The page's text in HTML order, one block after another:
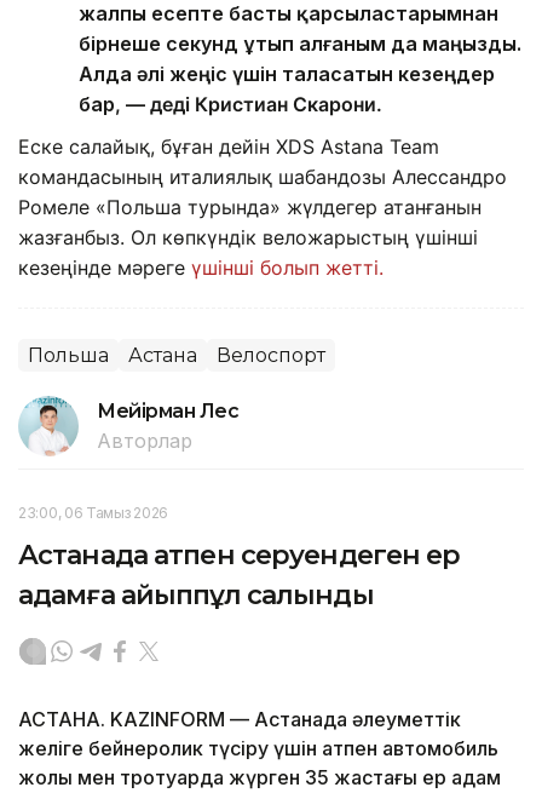
жалпы есепте басты қарсыластарымнан
бірнеше секунд ұтып алғаным да маңызды.
Алда әлі жеңіс үшін таласатын кезеңдер
бар, — деді Кристиан Скарони.
Еске салайық, бұған дейін XDS Astana Team
командасының италиялық шабандозы Алессандро
Ромеле «Польша турында» жүлдегер атанғанын
жазғанбыз. Ол көпкүндік веложарыстың үшінші
кезеңінде мәреге үшінші болып жетті.
Польша Астана Велоспорт
Мейірман Лес
Авторлар
23:00, 06 Тамыз 2026
Астанада атпен серуендеген ер
адамға айыппұл салынды
АСТАНА. KAZINFORM — Астанада әлеуметтік
желіге бейнеролик түсіру үшін атпен автомобиль
жолы мен тротуарда жүрген 35 жастағы ер адам